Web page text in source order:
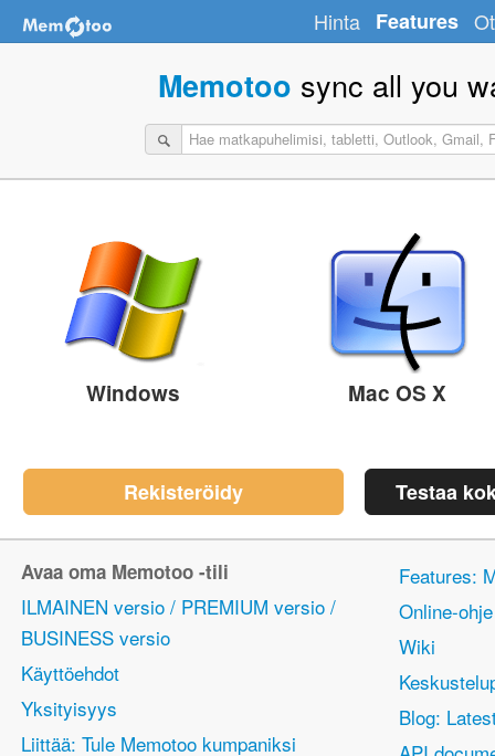
Hinta Features
Memotoo sync all you
Windows Mac OS X
Rekisteröidy Testaa
Avaa oma Memotoo -tili
ILMAINEN versio / PREMIUM versio /
BUSINESS versio
Käyttöehdot
Yksityisyys
Liittää: Tule Memotoo kumpaniksi
Features:
Online-ohje
Wiki
Blog: